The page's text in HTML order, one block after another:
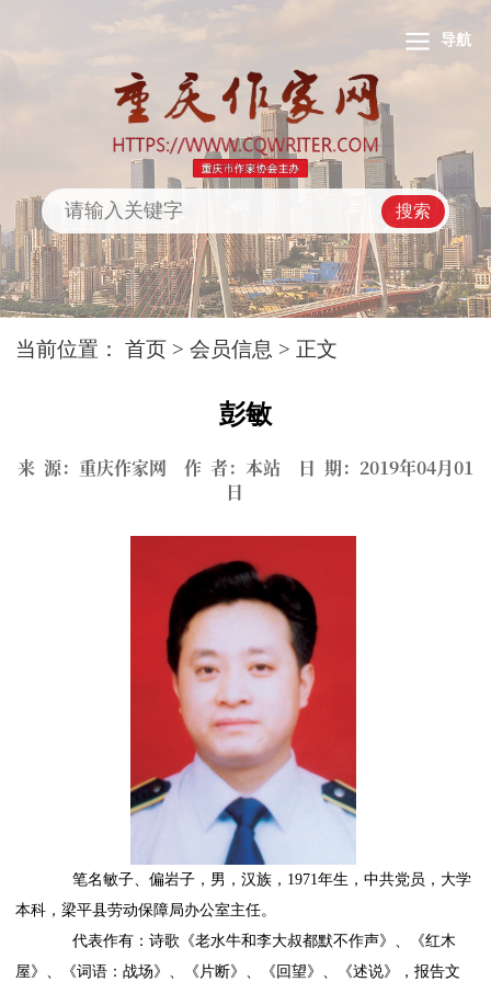
导航
搜索
当前位置：首页 >会员信息 > 正文
彭敏
来 源：重庆作家网 作 者：本站 日 期：2019年04月01
日
笔名敏子、偏岩子，男，汉族，1971年生，中共党员，大学
本科，梁平县劳动保障局办公室主任。
代表作有：诗歌《老水牛和李大叔都默不作声》、《红木
屋》、《词语：战场》、《片断》、《回望》、《述说》，报告文